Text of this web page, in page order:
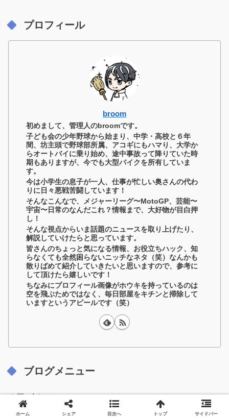
プロフィール
broom
初めまして、管理人のbroomです。
子ども会の少年野球から始まり、中学・高校と６年
間、坊主頭で野球部所属、アコギにもハマり、大学か
らオートバイに乗り始め、途中事故って降りていた時
期もありますが、今でも大型バイクを所有していま
す。
今は小学生の息子が一人、仕事が忙しい奥さんの代わ
りに日々悪戦苦闘しています！
そんなこんなで、メジャーリーグ〜MotoGP、芸能〜
宇宙〜日常のなんだこれ？情報まで、大好物が目白押
し！
そんな視点からいま話題のニュースを取り上げたり、
解説していけたらと思っています。
皆さんのちょっと気になる情報、お役立ちハック、知
らなくても全然困らないニッチなネタ（笑）なんかも
散りばめて紹介していきたいと思いますので、参考に
して頂けたら嬉しいです！
ちなみにプロフィール画像がホウキを持っているのは
空を飛ぶためではなく、毎日部屋をキチンと掃除して
いますというアピールです（笑）
ブログメニュー
ホーム シェア 目次へ トップ サイドバー